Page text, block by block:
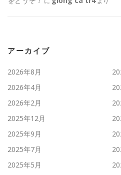
アーカイブ
2026年8月
2026年4月
2026年2月
2025年12月
2025年9月
2025年7月
2025年5月